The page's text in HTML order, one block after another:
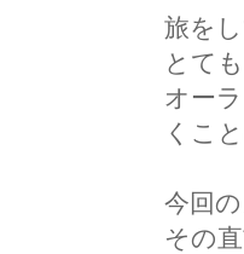
旅をし
とても
オーラ
くこと
今回の
その直